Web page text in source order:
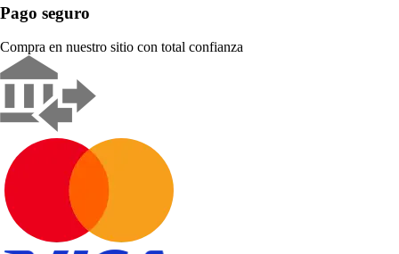
Pago seguro
Compra en nuestro sitio con total confianza